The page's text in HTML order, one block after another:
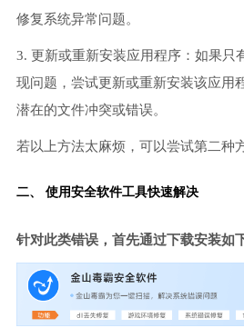
修复系统异常问题。
3. 更新或重新安装应用程序：如果只
现问题，尝试更新或重新安装该应用
潜在的文件冲突或错误。
若以上方法太麻烦，可以尝试第二种
二、 使用安全软件工具快速解决
针对此类错误，首先通过下载安装如